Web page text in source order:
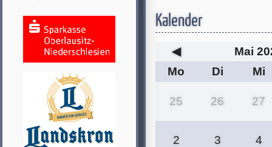
Kalender
◀
Mai
Mo
Di Mi
25 26 27
2 3 4